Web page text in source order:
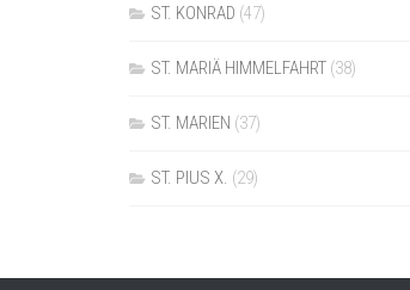
ST. KONRAD (47)
ST. MARIÄ HIMMELFAHRT(38)
ST. MARIEN (37)
ST. PIUS X. (29)